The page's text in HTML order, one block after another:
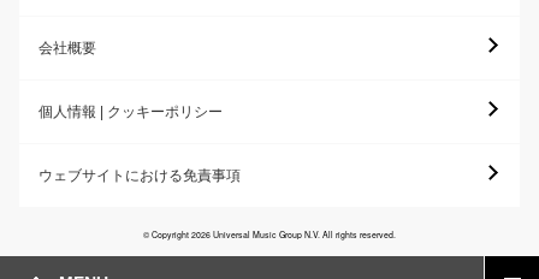
会社概要
個人情報 | クッキーポリシー
ウェブサイトにおける免責事項
© Copyright 2026 Universal Music Group N.V. All rights reserved.